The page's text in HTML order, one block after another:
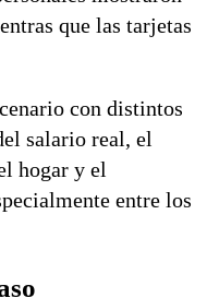
que las tarjetas
con distintos
salario real, el
hogar y el
entre los